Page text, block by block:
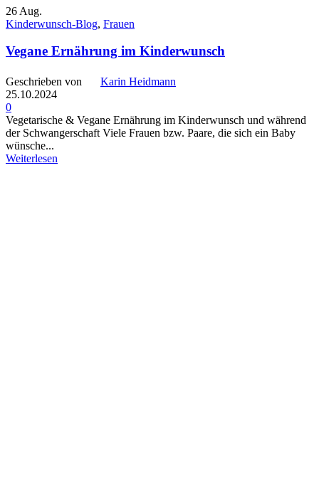
26 Aug.
Kinderwunsch-Blog, Frauen
Vegane Ernährung im Kinderwunsch
Geschrieben von
Karin Heidmann
25.10.2024
0
Vegetarische & Vegane Ernährung im Kinderwunsch und während
der Schwangerschaft Viele Frauen bzw. Paare, die sich ein Baby
wünsche...
Weiterlesen